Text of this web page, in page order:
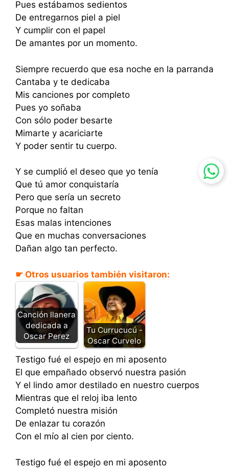
Pues estábamos sedientos
De entregarnos piel a piel
Y cumplir con el papel
De amantes por un momento.
Siempre recuerdo que esa noche en la parranda
Cantaba y te dedicaba
Mis canciones por completo
Pues yo soñaba
Con sólo poder besarte
Mimarte y acariciarte
Y poder sentir tu cuerpo.
Y se cumplió el deseo que yo tenía
Que tú amor conquistaría
Pero que sería un secreto
Porque no faltan
Esas malas intenciones
Que en muchas conversaciones
Dañan algo tan perfecto.
☛ Otros usuarios también visitaron:
Canción llanera
dedicada a
Oscar Perez
Tu Currucucú -
Oscar Curvelo
Testigo fué el espejo en mi aposento
El que empañado observó nuestra pasión
Y el lindo amor destilado en nuestro cuerpos
Mientras que el reloj iba lento
Completó nuestra misión
De enlazar tu corazón
Con el mío al cien por ciento.
Testigo fué el espejo en mi aposento